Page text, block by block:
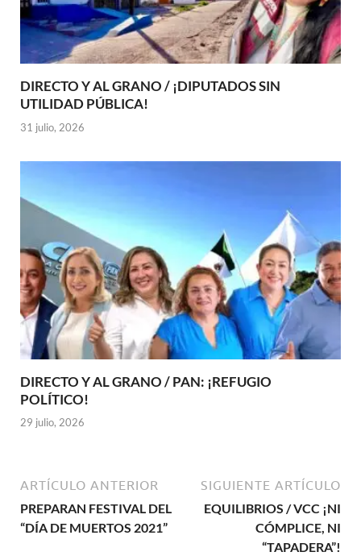
DIRECTO Y AL GRANO / ¡DIPUTADOS SIN
UTILIDAD PÚBLICA!
31 julio, 2026
DIRECTO Y AL GRANO / PAN: ¡REFUGIO
POLÍTICO!
29 julio, 2026
ARTÍCULO ANTERIOR
PREPARAN FESTIVAL DEL
“DÍA DE MUERTOS 2021”
SIGUIENTE ARTÍCULO
EQUILIBRIOS / VCC ¡NI
CÓMPLICE, NI
“TAPADERA”!